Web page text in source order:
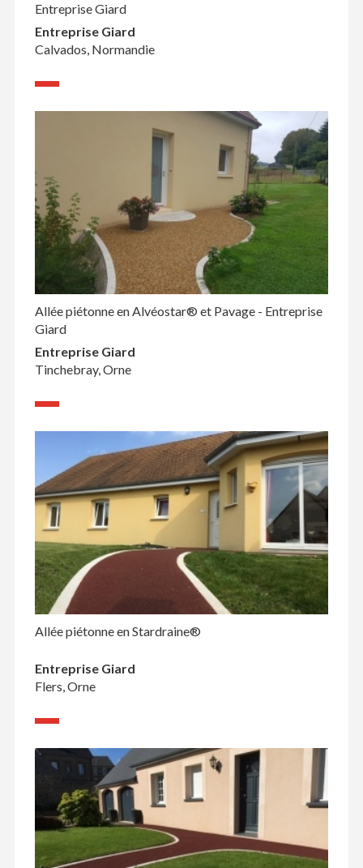
Entreprise Giard
Entreprise Giard
Calvados, Normandie
Allée piétonne en Alvéostar® et Pavage - Entreprise
Giard
Entreprise Giard
Tinchebray, Orne
Allée piétonne en Stardraine®
Entreprise Giard
Flers, Orne